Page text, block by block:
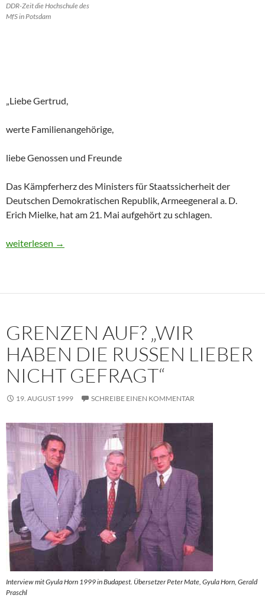
DDR-Zeit die Hochschule des
MfS in Potsdam
„Liebe Gertrud,
werte Familienangehörige,
liebe Genossen und Freunde
Das Kämpferherz des Ministers für Staatssicherheit der
Deutschen Demokratischen Republik, Armeegeneral a. D.
Erich Mielke, hat am 21. Mai aufgehört zu schlagen.
Historisches Dokument: Die Trauerrede für Erich Mielke (1907-
weiterlesen →
GRENZEN AUF? „WIR
HABEN DIE RUSSEN LIEBER
NICHT GEFRAGT“
19. AUGUST 1999 SCHREIBE EINEN KOMMENTAR
Interview mit Gyula Horn 1999 in Budapest. Übersetzer Peter Mate, Gyula Horn, Gerald
Praschl